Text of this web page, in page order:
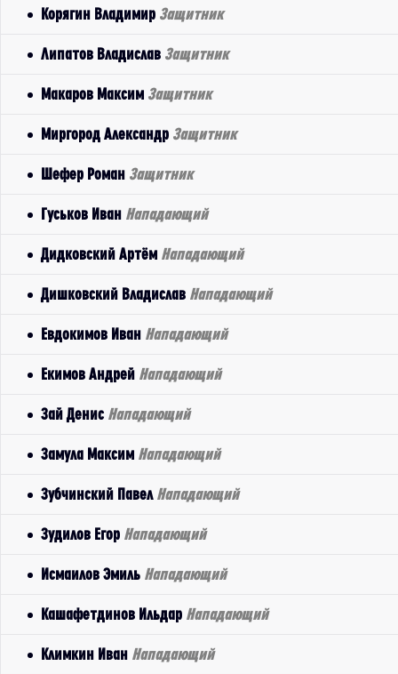
Корягин Владимир Защитник
Липатов Владислав Защитник
Макаров Максим Защитник
Миргород Александр Защитник
Шефер Роман Защитник
Гуськов Иван Нападающий
Дидковский Артём Нападающий
Дишковский Владислав Нападающий
Евдокимов Иван Нападающий
Екимов Андрей Нападающий
Зай Денис Нападающий
Замула Максим Нападающий
Зубчинский Павел Нападающий
Зудилов Егор Нападающий
Исмаилов Эмиль Нападающий
Кашафетдинов Ильдар Нападающий
Климкин Иван Нападающий